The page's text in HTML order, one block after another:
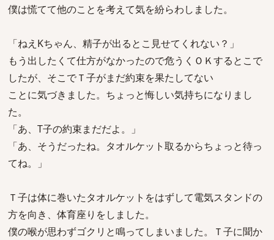
僕は慌てて他のことを考えて気を紛らわしました。
「ねえKちゃん、精子が出るとこ見せてくれない？」
もう出したくて仕方がなかったので危うくＯＫするとこで
したが、そこでＴ子がまだ約束を果たしてない
ことに気づきました。ちょっと悔しい気持ちになりまし
た。
「あ、T子の約束まだだよ。」
「あ、そうだったね。タオルケット取るからちょっと待っ
てね。」
Ｔ子は体に巻いたタオルケットをはずして電気スタンドの
方を向き、体育座りをしました。
僕の喉が思わずゴクリと鳴ってしまいました。Ｔ子に聞か